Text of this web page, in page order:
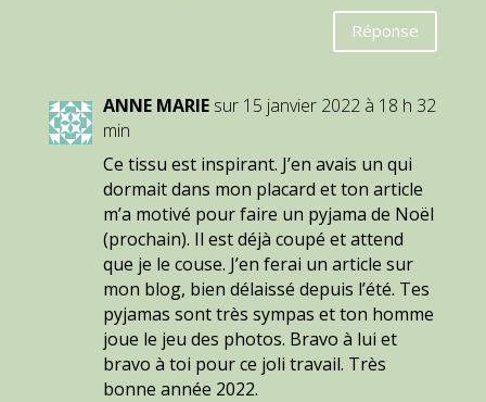
Réponse
ANNE MARIE sur 15 janvier 2022 à 18 h 32
min
Ce tissu est inspirant. J’en avais un qui
dormait dans mon placard et ton article
m’a motivé pour faire un pyjama de Noël
(prochain). Il est déjà coupé et attend
que je le couse. J’en ferai un article sur
mon blog, bien délaissé depuis l’été. Tes
pyjamas sont très sympas et ton homme
joue le jeu des photos. Bravo à lui et
bravo à toi pour ce joli travail. Très
bonne année 2022.